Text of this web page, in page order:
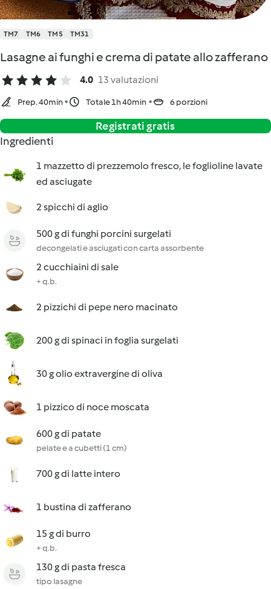
TM7 TM6 TM5 TM31
Lasagne ai funghi e crema di patate allo zafferano
4.0 13 valutazioni
Prep. 40min Totale 1h 40min 6 porzioni
Registrati gratis
Ingredienti
1 mazzetto di prezzemolo fresco, le foglioline lavate
ed asciugate
2 spicchi di aglio
500 g di funghi porcini surgelati
decongelati e asciugati con carta assorbente
2 cucchiaini di sale
+ q.b.
2 pizzichi di pepe nero macinato
200 g di spinaci in foglia surgelati
30 g olio extravergine di oliva
1 pizzico di noce moscata
600 g di patate
pelate e a cubetti (1 cm)
700 g di latte intero
1 bustina di zafferano
15 g di burro
+ q.b.
130 g di pasta fresca
tipo lasagne